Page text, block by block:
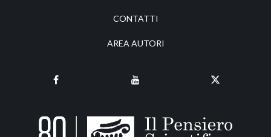
CONTATTI
AREA AUTORI